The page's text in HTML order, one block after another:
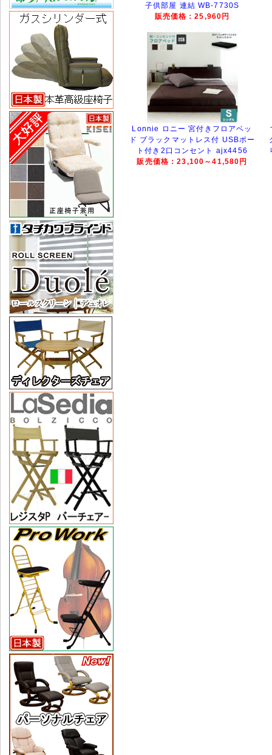
子供部屋 連結 WB-7730S
販売価格：25,960円
Lonnie ロニー 宮付きフロアベッ
ド ブラックマットレス付 USBポー
ト付き2口コンセント ajx4456
販売価格：23,100～41,580円